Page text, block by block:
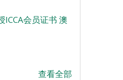
ICCA会员证书 澳
查看全部